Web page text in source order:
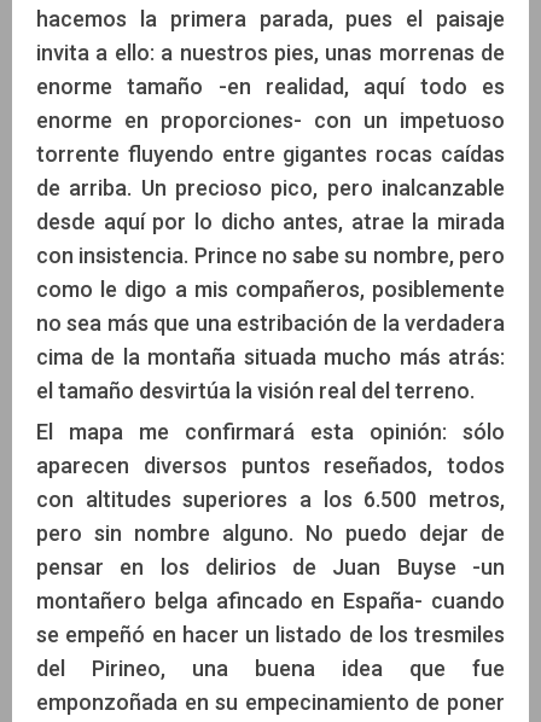
hacemos la primera parada, pues el paisaje
invita a ello: a nuestros pies, unas morrenas de
enorme tamaño -en realidad, aquí todo es
enorme en proporciones- con un impetuoso
torrente fluyendo entre gigantes rocas caídas
de arriba. Un precioso pico, pero inalcanzable
desde aquí por lo dicho antes, atrae la mirada
con insistencia. Prince no sabe su nombre, pero
como le digo a mis compañeros, posiblemente
no sea más que una estribación de la verdadera
cima de la montaña situada mucho más atrás:
el tamaño desvirtúa la visión real del terreno.
El mapa me confirmará esta opinión: sólo
aparecen diversos puntos reseñados, todos
con altitudes superiores a los 6.500 metros,
pero sin nombre alguno. No puedo dejar de
pensar en los delirios de Juan Buyse -un
montañero belga afincado en España- cuando
se empeñó en hacer un listado de los tresmiles
del Pirineo, una buena idea que fue
emponzoñada en su empecinamiento de poner